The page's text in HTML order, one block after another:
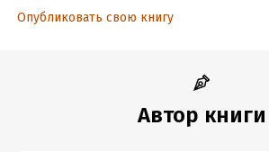
Опубликовать свою книгу
Автор книги